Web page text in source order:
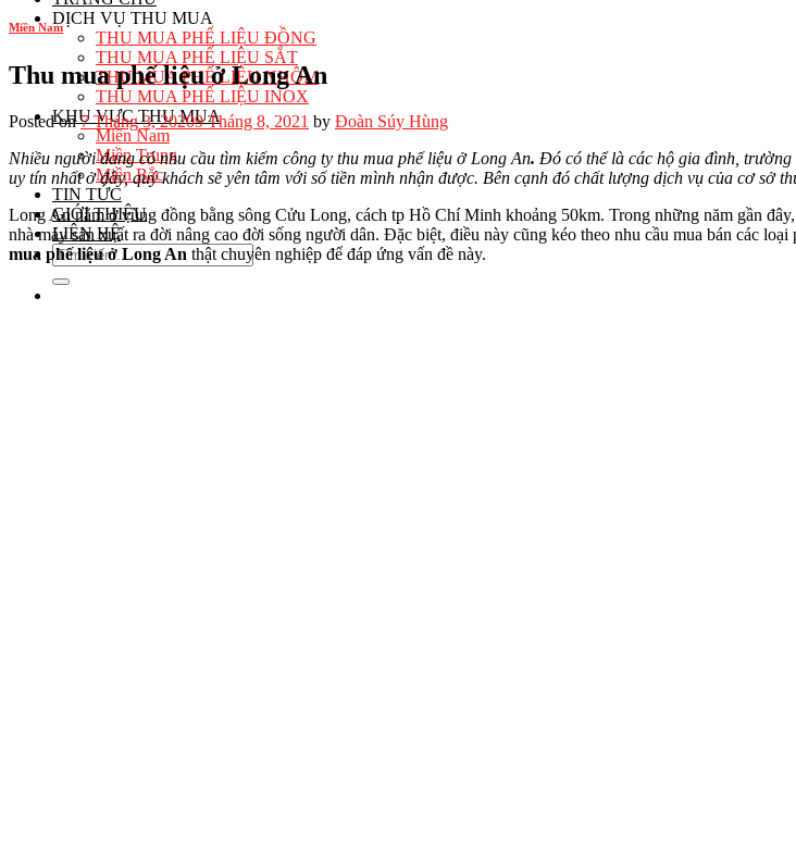
DỊCH VỤ THU MUA
THU MUA PHẾ LIỆU ĐỒNG
THU MUA PHẾ LIỆU SẮT
THU MUA PHẾ LIỆU NHÔM
THU MUA PHẾ LIỆU INOX
KHU VỰC THU MUA
Miền Nam
Miền Trung
Miền Bắc
TIN TỨC
GIỚI THIỆU
LIÊN HỆ
Miền Nam
Thu mua phế liệu ở Long An
Posted on7 Tháng 3, 20209 Tháng 8, 2021 by Đoàn Súy Hùng
Nhiều người đang có nhu cầu tìm kiếm công ty thu mua phế liệu ở Long An. Đó có thể là các hộ gia đình,
uy tín nhất ở đây, quý khách sẽ yên tâm với số tiền mình nhận được. Bên cạnh đó chất lượng dịch vụ của cơ sở
Long An nằm ở vùng đồng bằng sông Cửu Long, cách tp Hồ Chí Minh khoảng 50km. Trong những năm gần
nhà máy sản xuất ra đời nâng cao đời sống người dân. Đặc biệt, điều này cũng kéo theo nhu cầu mua bán các
mua phế liệu ở Long An thật chuyên nghiệp để đáp ứng vấn đề này.